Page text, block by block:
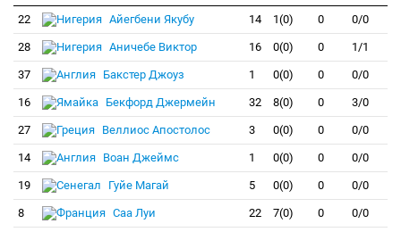
22
Айегбени Якубу 14 1(0) 0 0/0
28 Аничебе Виктор 16 0(0) 0 1/1
37 Бакстер Джоуз 1 0(0) 0 0/0
16 Бекфорд Джермейн 32 8(0) 0 3/0
27 Веллиос Апостолос 3 0(0) 0 0/0
14 Воан Джеймс 1 0(0) 0 0/0
19 Гуйе Магай 5 0(0) 0 0/0
8 Саа Луи 22 7(0) 0 0/0